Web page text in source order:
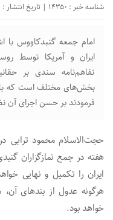
شناسه خبر : 14350 | تاریخ انتشار : 31 خرداد 1405 - 10:25 |
امام جمعه گنبدکاووس با
ایران و آمریکا توسط
تفاهم‌نامه سندی بر
بخش‌های مختلف است که
فرمودند بر حسن اجرای آن
حجت‌الاسلام محمود ترابی
هفته در جمع نمازگزاران
ایران را تکمیل و نهایی
هرگونه عدول از بندهای
خواهد بود.